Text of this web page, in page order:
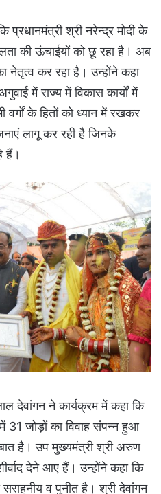
प्रधानमंत्री श्री नरेन्द्र मोदी के
की ऊंचाईयों को छू रहा है। अब
नेतृत्व कर रहा है। उन्होंने कहा
में राज्य में विकास कार्यों में
के हितों को ध्यान में रखकर
लागू कर रही है जिनके
हैं।
देवांगन ने कार्यक्रम में कहा कि
31 जोड़ों का विवाह संपन्न हुआ
है। उप मुख्यमंत्री श्री अरुण
देने आए हैं। उन्होंने कहा कि
व पुनीत है। श्री देवांगन